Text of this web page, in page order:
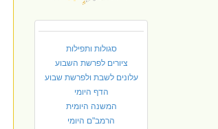
סגולות ותפילות
ציורים לפרשת השבוע
עלונים לשבת ולפרשת שבוע
הדף היומי
המשנה היומית
הרמב"ם היומי